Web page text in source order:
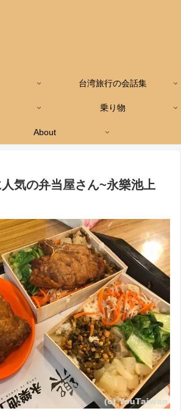
台湾旅行の会話集
乗り物
About
気の弁当屋さん~永樂池上